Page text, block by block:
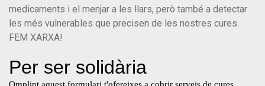
medicaments i el menjar a les llars, però també a detectar
les més vulnerables que precisen de les nostres cures.
FEM XARXA!